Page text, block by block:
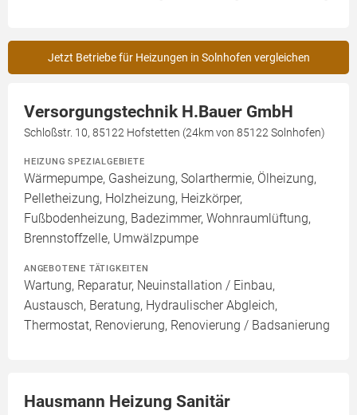
Jetzt Betriebe für Heizungen in Solnhofen vergleichen
Versorgungstechnik H.Bauer GmbH
Schloßstr. 10, 85122 Hofstetten (24km von 85122 Solnhofen)
HEIZUNG SPEZIALGEBIETE
Wärmepumpe, Gasheizung, Solarthermie, Ölheizung,
Pelletheizung, Holzheizung, Heizkörper,
Fußbodenheizung, Badezimmer, Wohnraumlüftung,
Brennstoffzelle, Umwälzpumpe
ANGEBOTENE TÄTIGKEITEN
Wartung, Reparatur, Neuinstallation / Einbau,
Austausch, Beratung, Hydraulischer Abgleich,
Thermostat, Renovierung, Renovierung / Badsanierung
Hausmann Heizung Sanitär